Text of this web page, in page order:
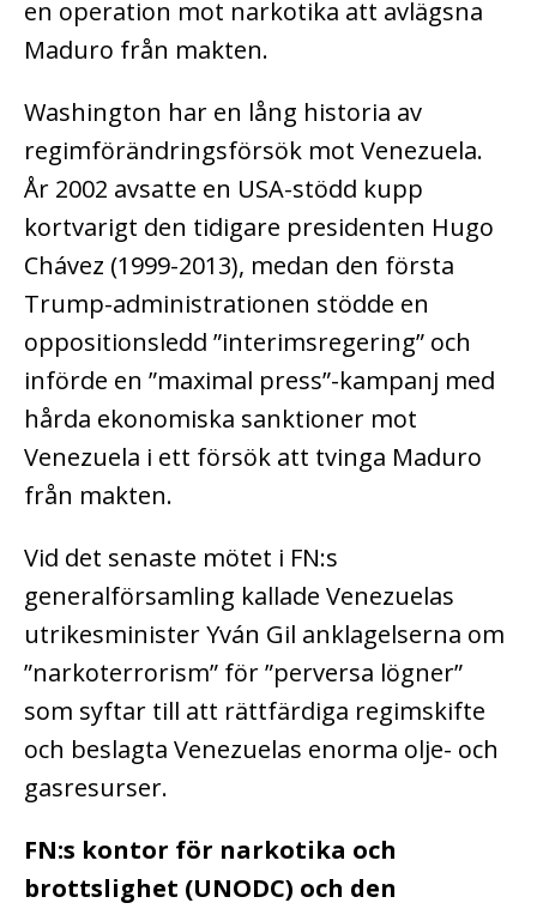
en operation mot narkotika att avlägsna
Maduro från makten.
Washington har en lång historia av
regimförändringsförsök mot Venezuela.
År 2002 avsatte en USA-stödd kupp
kortvarigt den tidigare presidenten Hugo
Chávez (1999-2013), medan den första
Trump-administrationen stödde en
oppositionsledd ”interimsregering” och
införde en ”maximal press”-kampanj med
hårda ekonomiska sanktioner mot
Venezuela i ett försök att tvinga Maduro
från makten.
Vid det senaste mötet i FN:s
generalförsamling kallade Venezuelas
utrikesminister Yván Gil anklagelserna om
”narkoterrorism” för ”perversa lögner”
som syftar till att rättfärdiga regimskifte
och beslagta Venezuelas enorma olje- och
gasresurser.
FN:s kontor för narkotika och
brottslighet (UNODC) och den